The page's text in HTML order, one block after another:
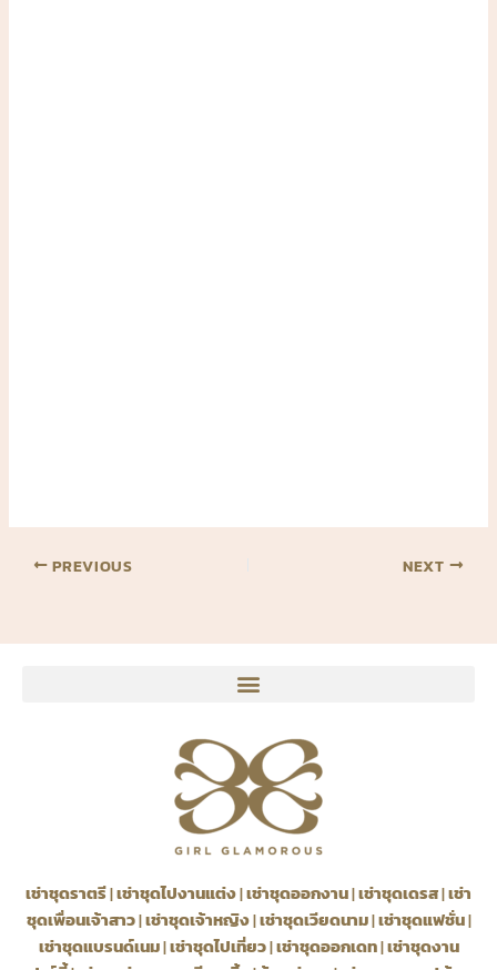
PREVIOUS NEXT
เช่าชุดราตรี|เช่าชุดไปงานแต่ง|เช่าชุดออกงาน|เช่าชุดเดรส|เช่า
ชุดเพื่อนเจ้าสาว|เช่าชุดเจ้าหญิง|เช่าชุดเวียดนาม|เช่าชุดแฟชั่น|
เช่าชุดแบรนด์เนม|เช่าชุดไปเที่ยว|เช่าชุดออกเดท|เช่าชุดงาน